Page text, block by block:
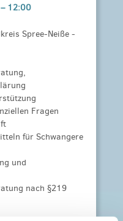
– 12:00
Spree-Neiße -
Fragen
für Schwangere
und
nach §219